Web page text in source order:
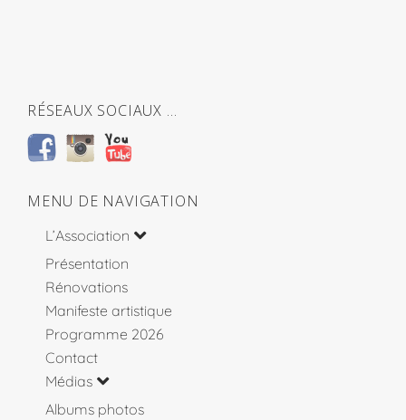
RÉSEAUX SOCIAUX …
MENU DE NAVIGATION
L’Association
Présentation
Rénovations
Manifeste artistique
Programme 2026
Contact
Médias
Albums photos